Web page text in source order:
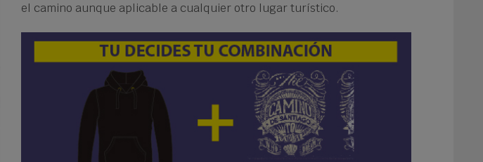
el camino aunque aplicable a cualquier otro lugar turístico.